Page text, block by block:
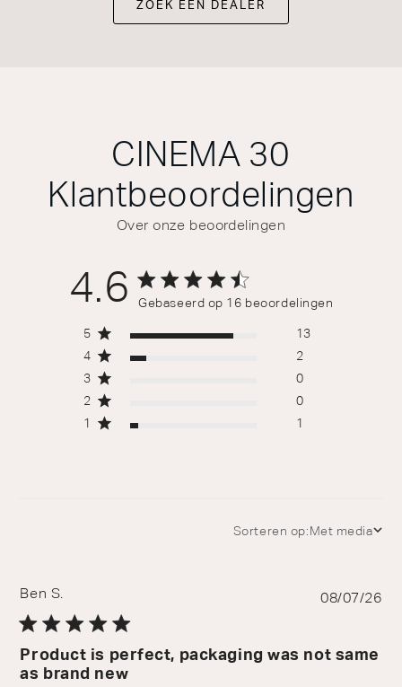
ZOEK EEN DEALER
CINEMA 30
Klantbeoordelingen
Over onze beoordelingen
4.6 4.6 out of 5 stars 16 total reviews
Gebaseerd op 16 beoordelingen
5
13
4
2
3
0
2
0
1
1
Sorteren op:Met media
Ben S.
Product is perfect, packaging was not same
as brand new
08/07/26